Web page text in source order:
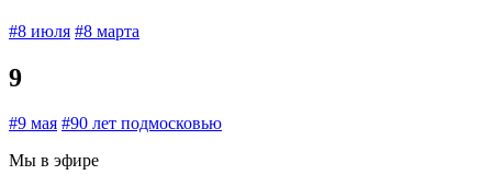
#8 июля #8 марта
9
#9 мая #90 лет подмосковью
Мы в эфире